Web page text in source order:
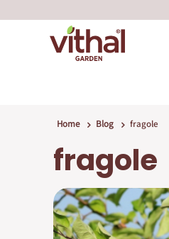
Home Blog fragole
fragole